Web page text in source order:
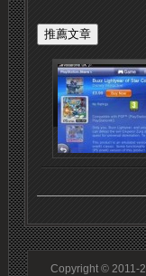
Copyright © 2011-